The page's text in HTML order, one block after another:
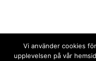
Vi använder cookies
upplevelsen på vår